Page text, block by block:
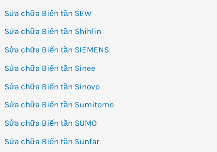
Sửa chữa Biến tần SEW
Sửa chữa Biến tần Shihlin
Sửa chữa Biến tần SIEMENS
Sửa chữa Biến tần Sinee
Sửa chữa Biến tần Sinovo
Sửa chữa Biến tần Sumitomo
Sửa chữa Biến tần SUMO
Sửa chữa Biến tần Sunfar